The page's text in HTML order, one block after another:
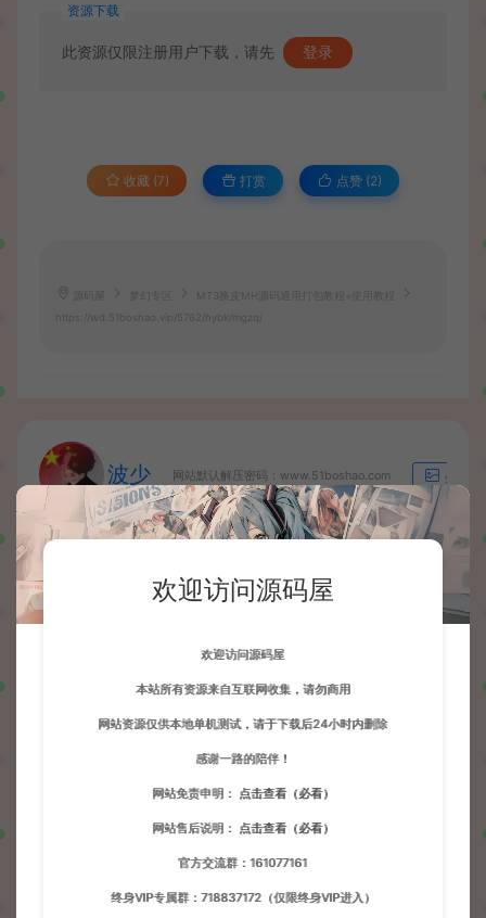
资源下载
此资源仅限注册用户下载，请先 登录
收藏 (7) 打赏 点赞 (2)
梦幻专区
MT3换皮MH源码通用打包教程+使用教程
https://wd.51boshao.vip/5762/hybk/mgzq/
波少 网站默认解压密码：www.51boshao.com 生成海
下一篇：
欢迎访问源码屋
欢迎访问源码屋
本站所有资源来自互联网收集，请勿商用
网站资源仅供本地单机测试，请于下载后24小时内删除
感谢一路的陪伴！
网站免责申明： 点击查看（必看）
网站售后说明： 点击查看（必看）
官方交流群：161077161
终身VIP专属群：718837172（仅限终身VIP进入）